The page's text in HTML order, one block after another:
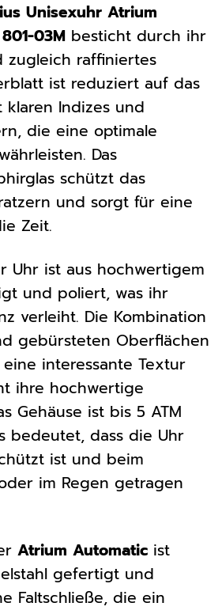
Unisexuhr Atrium
03M besticht durch ihr
zugleich raffiniertes
ist reduziert auf das
klaren Indizes und
die eine optimale
Das
schützt das
und sorgt für eine
Zeit.
Uhr ist aus hochwertigem
und poliert, was ihr
verleiht. Die Kombination
gebürsteten Oberflächen
interessante Textur
ihre hochwertige
Gehäuse ist bis 5 ATM
bedeutet, dass die Uhr
ist und beim
im Regen getragen
Atrium Automatic ist
gefertigt und
Faltschließe, die ein